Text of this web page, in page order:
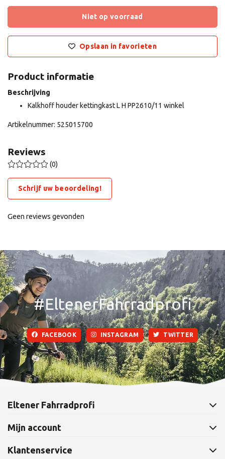
Niet op voorraad
Opslaan in favorieten
Product informatie
Beschrijving
Kalkhoff houder kettingkast L H PP2610/11 winkel
Artikelnummer: 525015700
Reviews
(0)
Schrijf uw beoordeling!
Geen reviews gevonden
#EltenerFahrradprofi
FACEBOOK INSTAGRAM TWITTER
Eltener Fahrradprofi
Mijn account
Klantenservice